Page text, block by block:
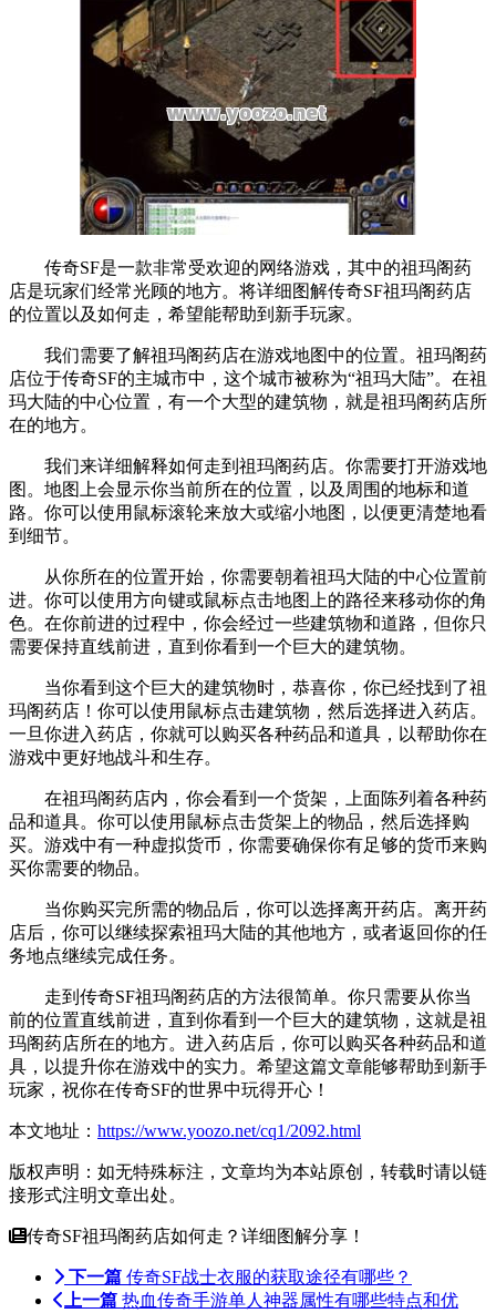
传奇SF是一款非常受欢迎的网络游戏，其中的祖玛阁药
店是玩家们经常光顾的地方。将详细图解传奇SF祖玛阁药店
的位置以及如何走，希望能帮助到新手玩家。
我们需要了解祖玛阁药店在游戏地图中的位置。祖玛阁药
店位于传奇SF的主城市中，这个城市被称为“祖玛大陆”。在祖
玛大陆的中心位置，有一个大型的建筑物，就是祖玛阁药店所
在的地方。
我们来详细解释如何走到祖玛阁药店。你需要打开游戏地
图。地图上会显示你当前所在的位置，以及周围的地标和道
路。你可以使用鼠标滚轮来放大或缩小地图，以便更清楚地看
到细节。
从你所在的位置开始，你需要朝着祖玛大陆的中心位置前
进。你可以使用方向键或鼠标点击地图上的路径来移动你的角
色。在你前进的过程中，你会经过一些建筑物和道路，但你只
需要保持直线前进，直到你看到一个巨大的建筑物。
当你看到这个巨大的建筑物时，恭喜你，你已经找到了祖
玛阁药店！你可以使用鼠标点击建筑物，然后选择进入药店。
一旦你进入药店，你就可以购买各种药品和道具，以帮助你在
游戏中更好地战斗和生存。
在祖玛阁药店内，你会看到一个货架，上面陈列着各种药
品和道具。你可以使用鼠标点击货架上的物品，然后选择购
买。游戏中有一种虚拟货币，你需要确保你有足够的货币来购
买你需要的物品。
当你购买完所需的物品后，你可以选择离开药店。离开药
店后，你可以继续探索祖玛大陆的其他地方，或者返回你的任
务地点继续完成任务。
走到传奇SF祖玛阁药店的方法很简单。你只需要从你当
前的位置直线前进，直到你看到一个巨大的建筑物，这就是祖
玛阁药店所在的地方。进入药店后，你可以购买各种药品和道
具，以提升你在游戏中的实力。希望这篇文章能够帮助到新手
玩家，祝你在传奇SF的世界中玩得开心！
本文地址： https://www.yoozo.net/cq1/2092.html
版权声明：如无特殊标注，文章均为本站原创，转载时请以链
接形式注明文章出处。
传奇SF祖玛阁药店如何走？详细图解分享！
下一篇 传奇SF战士衣服的获取途径有哪些？
上一篇 热血传奇手游单人神器属性有哪些特点和优